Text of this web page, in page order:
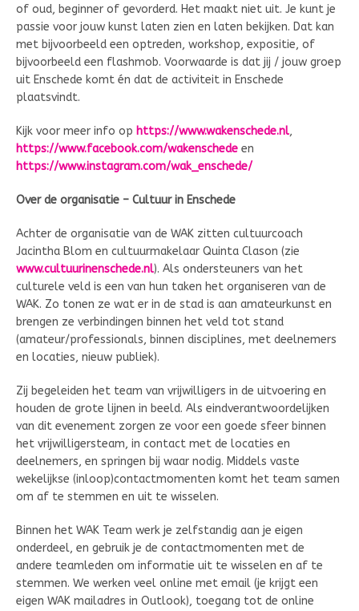
of oud, beginner of gevorderd. Het maakt niet uit. Je kunt je
passie voor jouw kunst laten zien en laten bekijken. Dat kan
met bijvoorbeeld een optreden, workshop, expositie, of
bijvoorbeeld een flashmob. Voorwaarde is dat jij / jouw groep
uit Enschede komt én dat de activiteit in Enschede
plaatsvindt.
Kijk voor meer info op https://www.wakenschede.nl,
https://www.facebook.com/wakenschede en
https://www.instagram.com/wak_enschede/
Over de organisatie – Cultuur in Enschede
Achter de organisatie van de WAK zitten cultuurcoach
Jacintha Blom en cultuurmakelaar Quinta Clason (zie
www.cultuurinenschede.nl). Als ondersteuners van het
culturele veld is een van hun taken het organiseren van de
WAK. Zo tonen ze wat er in de stad is aan amateurkunst en
brengen ze verbindingen binnen het veld tot stand
(amateur/professionals, binnen disciplines, met deelnemers
en locaties, nieuw publiek).
Zij begeleiden het team van vrijwilligers in de uitvoering en
houden de grote lijnen in beeld. Als eindverantwoordelijken
van dit evenement zorgen ze voor een goede sfeer binnen
het vrijwilligersteam, in contact met de locaties en
deelnemers, en springen bij waar nodig. Middels vaste
wekelijkse (inloop)contactmomenten komt het team samen
om af te stemmen en uit te wisselen.
Binnen het WAK Team werk je zelfstandig aan je eigen
onderdeel, en gebruik je de contactmomenten met de
andere teamleden om informatie uit te wisselen en af te
stemmen. We werken veel online met email (je krijgt een
eigen WAK mailadres in Outlook), toegang tot de online